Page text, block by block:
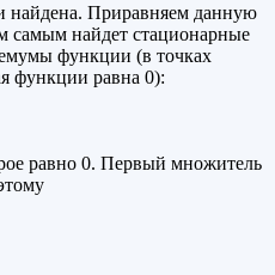
найдена. Приравняем данную
самым найдет стационарные
функции (в точках
функции равна 0):
равно 0. Первый множитель